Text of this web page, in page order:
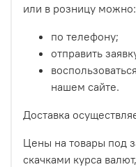
или в розницу можно:
по телефону;
отправить
нашем сайте.
Доставка
Цены на товары под
скачками курса